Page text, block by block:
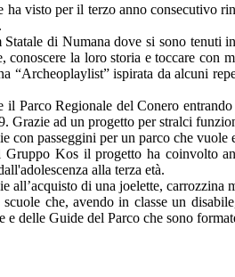
ha visto per il terzo anno
di Numana dove si sono
conoscere la loro storia e toccare
“Archeoplaylist” ispirata da alcuni
Parco Regionale del Conero
Grazie ad un progetto per stralci
passeggini per un parco che vuole
Kos il progetto ha coinvolto
alla terza età.
all’acquisto di una joelette,
che, avendo in classe un
e delle Guide del Parco che sono